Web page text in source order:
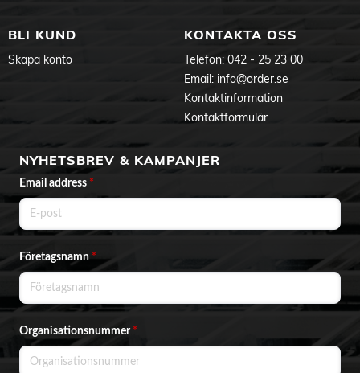
BLI KUND
Skapa konto
KONTAKTA OSS
Telefon: 042 - 25 23 00
Email: info@order.se
Kontaktinformation
Kontaktformulär
NYHETSBREV & KAMPANJER
Email address *
Företagsnamn*
Organisationsnummer *